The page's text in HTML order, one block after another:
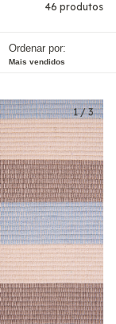
46 produtos
Ordenar por:
Mais vendidos
1/3